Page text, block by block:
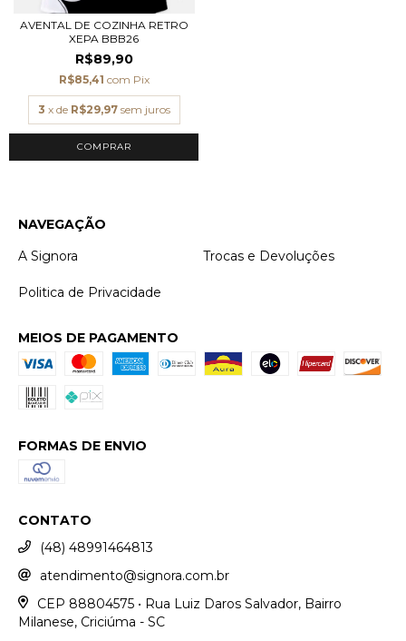
AVENTAL DE COZINHA RETRO
XEPA BBB26
R$89,90
R$85,41 com Pix
3 x de R$29,97 sem juros
NAVEGAÇÃO
A Signora
Trocas e Devoluções
Politica de Privacidade
MEIOS DE PAGAMENTO
FORMAS DE ENVIO
CONTATO
(48) 48991464813
atendimento@signora.com.br
CEP 88804575 • Rua Luiz Daros Salvador, Bairro
Milanese, Criciúma - SC